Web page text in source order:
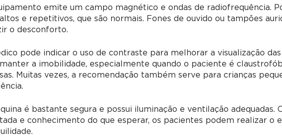
emite um campo magnético e ondas de radiofrequência.
e repetitivos, que são normais. Fones de ouvido ou tampões
o desconforto.
pode indicar o uso de contraste para melhorar a visualização
a imobilidade, especialmente quando o paciente é
Muitas vezes, a recomendação também serve para crianças
é bastante segura e possui iluminação e ventilação adequadas.
e conhecimento do que esperar, os pacientes podem realizar o